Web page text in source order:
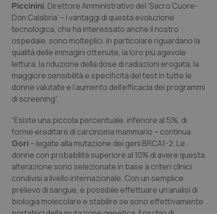
Quotidiano Chirurgia
Quotidiano Oncologia
Quotidiano Pediatria
Rene & patologie urogenitali
Salute orale & impianti
Sangue & coagulazione
Tiroide
Tumore al seno
Piccinini, Direttore Amministrativo del ‘Sacro Cuore-
Don Calabria’ – I vantaggi di questa evoluzione
tecnologica, che ha interessato anche il nostro
ospedale, sono molteplici. In particolare riguardano la
qualità delle immagini ottenute, la loro più agevole
lettura, la riduzione della dose di radiazioni erogata, la
maggiore sensibilità e specificità del test in tutte le
donne valutate e l’aumento dell’efficacia dei programmi
di screening”.
“Esiste una piccola percentuale, inferiore al 5%, di
forme ereditare di carcinoma mammario – continua
Gori – legate alla mutazione dei geni BRCA1-2. Le
donne con probabilità superiore al 10% di avere questa
alterazione sono selezionate in base a criteri clinici
condivisi a livello internazionale. Con un semplice
prelievo di sangue, è possibile effettuare un’analisi di
biologia molecolare e stabilire se sono effettivamente